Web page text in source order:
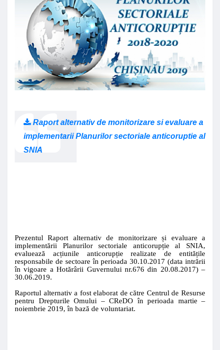
Raport alternativ de monitorizare si evaluare a
implementarii Planurilor sectoriale anticoruptie al
SNIA
Prezentul Raport alternativ de monitorizare și evaluare a
implementării Planurilor sectoriale anticorupție al SNIA,
evaluează acțiunile anticorupție realizate de entitățile
responsabile de sectoare în perioada 30.10.2017(data intrării
în vigoare a Hotărârii Guvernului nr.676 din 20.08.2017) –
30.06.2019.
Raportul alternativ a fost elaborat de către Centrul de Resurse
pentru Drepturile Omului – CReDO în perioada martie –
noiembrie 2019, în bază de voluntariat.